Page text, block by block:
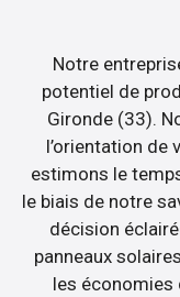
Notre
potentiel de
Gironde (33).
l’orientation de
estimons le
le biais de notre
décision
panneaux
les économies